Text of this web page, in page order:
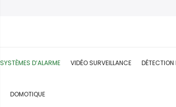
SYSTÈMES D’ALARME VIDÉO SURVEILLANCE DÉTECTION
DOMOTIQUE